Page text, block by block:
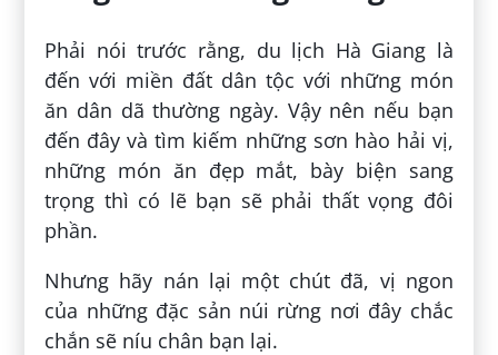
Phải nói trước rằng, du lịch Hà Giang là
đến với miền đất dân tộc với những món
ăn dân dã thường ngày. Vậy nên nếu bạn
đến đây và tìm kiếm những sơn hào hải vị,
những món ăn đẹp mắt, bày biện sang
trọng thì có lẽ bạn sẽ phải thất vọng đôi
phần.
Nhưng hãy nán lại một chút đã, vị ngon
của những đặc sản núi rừng nơi đây chắc
chắn sẽ níu chân bạn lại.